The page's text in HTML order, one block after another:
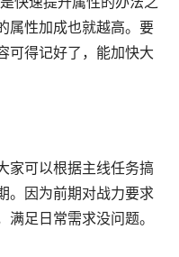
属性加成也就越高。要
可得记好了，能加快大
家可以根据主线任务搞
。因为前期对战力要求
足日常需求没问题。